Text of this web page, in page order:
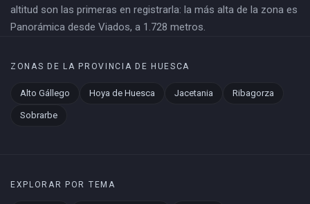
altitud son las primeras en registrarla: la más alta de la zona es
Panorámica desde Viados, a 1.728 metros.
ZONAS DE LA PROVINCIA DE HUESCA
Alto Gállego Hoya de Huesca Jacetania Ribagorza
Sobrarbe
EXPLORAR POR TEMA